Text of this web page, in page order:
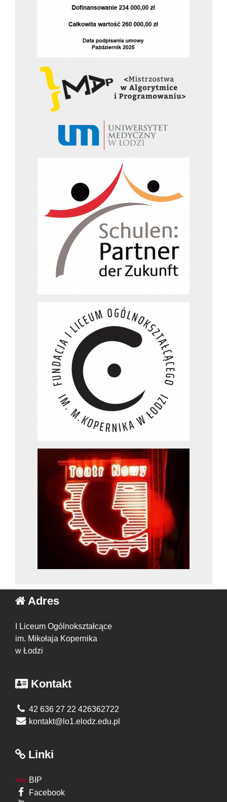
Adres
I Liceum Ogólnokształcące
im. Mikołaja Kopernika
w Łodzi
Kontakt
42 636 27 22 426362722
kontakt@lo1.elodz.edu.pl
Linki
BIP
Facebook